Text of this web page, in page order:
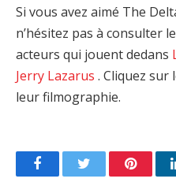
Si vous avez aimé The
n’hésitez pas à consulter
acteurs qui jouent dedans
Jerry Lazarus . Cliquez sur
leur filmographie.
FacebookTwitter